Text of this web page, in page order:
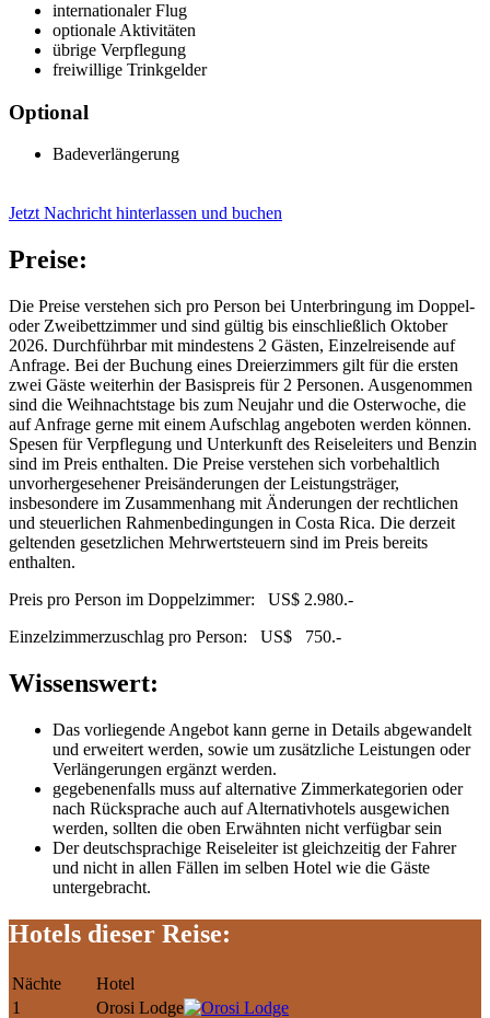
internationaler Flug
optionale Aktivitäten
übrige Verpflegung
freiwillige Trinkgelder
Optional
Badeverlängerung
Jetzt Nachricht hinterlassen und buchen
Preise:
Die Preise verstehen sich pro Person bei Unterbringung im Doppel-
oder Zweibettzimmer und sind gültig bis einschließlich Oktober
2026. Durchführbar mit mindestens 2 Gästen, Einzelreisende auf
Anfrage. Bei der Buchung eines Dreierzimmers gilt für die ersten
zwei Gäste weiterhin der Basispreis für 2 Personen. Ausgenommen
sind die Weihnachtstage bis zum Neujahr und die Osterwoche, die
auf Anfrage gerne mit einem Aufschlag angeboten werden können.
Spesen für Verpflegung und Unterkunft des Reiseleiters und Benzin
sind im Preis enthalten. Die Preise verstehen sich vorbehaltlich
unvorhergesehener Preisänderungen der Leistungsträger,
insbesondere im Zusammenhang mit Änderungen der rechtlichen
und steuerlichen Rahmenbedingungen in Costa Rica. Die derzeit
geltenden gesetzlichen Mehrwertsteuern sind im Preis bereits
enthalten.
Preis pro Person im Doppelzimmer: US$ 2.980.-
Einzelzimmerzuschlag pro Person: US$ 750.-
Wissenswert:
Das vorliegende Angebot kann gerne in Details abgewandelt
und erweitert werden, sowie um zusätzliche Leistungen oder
Verlängerungen ergänzt werden.
gegebenenfalls muss auf alternative Zimmerkategorien oder
nach Rücksprache auch auf Alternativhotels ausgewichen
werden, sollten die oben Erwähnten nicht verfügbar sein
Der deutschsprachige Reiseleiter ist gleichzeitig der Fahrer
und nicht in allen Fällen im selben Hotel wie die Gäste
untergebracht.
Hotels dieser Reise:
Nächte
Hotel
1
Orosi Lodge